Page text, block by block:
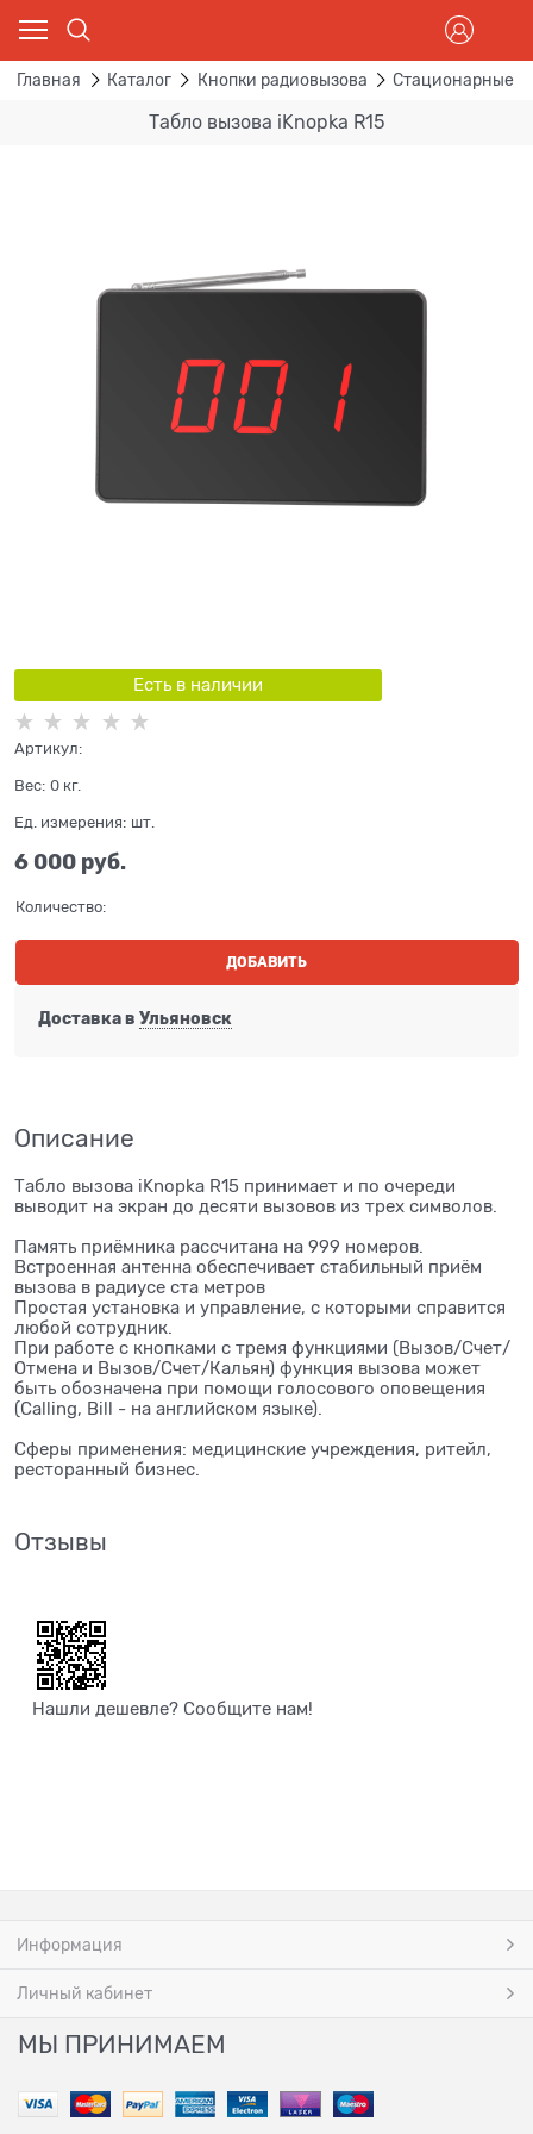
Главная Каталог Кнопки радиовызова Стационарные
Табло вызова iKnopka R15
Есть в наличии
Артикул:
Вес: 0 кг.
Ед. измерения: шт.
6 000 руб.
Количество:
ДОБАВИТЬ
Доставка в Ульяновск
Описание
Табло вызова iKnopka R15 принимает и по очереди
выводит на экран до десяти вызовов из трех символов.
Память приёмника рассчитана на 999 номеров.
Встроенная антенна обеспечивает стабильный приём
вызова в радиусе ста метров
Простая установка и управление, с которыми справится
любой сотрудник.
При работе с кнопками с тремя функциями (Вызов/Счет/
Отмена и Вызов/Счет/Кальян) функция вызова может
быть обозначена при помощи голосового оповещения
(Calling, Bill - на английском языке).
Сферы применения: медицинские учреждения, ритейл,
ресторанный бизнес.
Отзывы
Нашли дешевле? Сообщите нам!
Информация
Личный кабинет
МЫ ПРИНИМАЕМ